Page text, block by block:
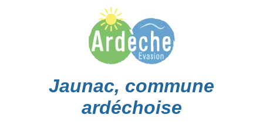
Jaunac, commune
ardéchoise